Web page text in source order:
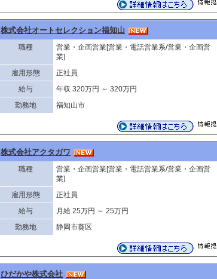
株式会社オートセレクション福知山
職種
営業・企画営業[営業・電話営業系/営業・企画営
業]
雇用形態
正社員
給与
年収 320万円 ～ 320万円
勤務地
福知山市
株式会社アクタガワ
職種
営業・企画営業[営業・電話営業系/営業・企画営
業]
雇用形態
正社員
給与
月給 25万円 ～ 25万円
勤務地
静岡市葵区
ひだかや株式会社